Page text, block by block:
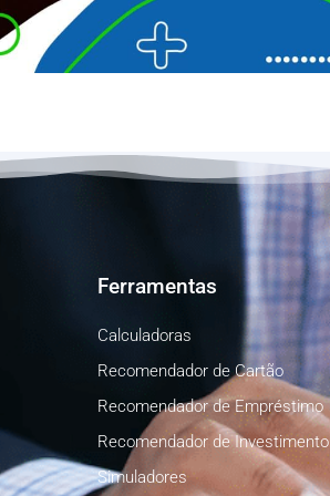
Ferramentas
Calculadoras
Recomendador de Cartão
Recomendador de Empréstimo
Recomendador de Investimento
Simuladores